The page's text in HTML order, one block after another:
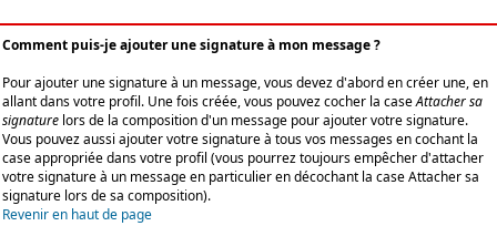
Comment puis-je ajouter une signature à mon message ?
Pour ajouter une signature à un message, vous devez d'abord en créer une, en
allant dans votre profil. Une fois créée, vous pouvez cocher la caseAttacher sa
signature lors de la composition d'un message pour ajouter votre signature.
Vous pouvez aussi ajouter votre signature à tous vos messages en cochant la
case appropriée dans votre profil (vous pourrez toujours empêcher d'attacher
votre signature à un message en particulier en décochant la case Attacher sa
signature lors de sa composition).
Revenir en haut de page